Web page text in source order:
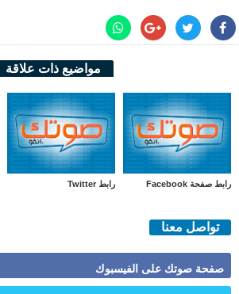
مواضيع ذات علاقة
رابط صفحة Facebook رابط Twitter
تواصل معنا
صفحة صوتك على الفيسبوك